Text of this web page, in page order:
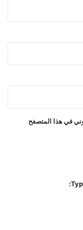
في هذا المتصفح